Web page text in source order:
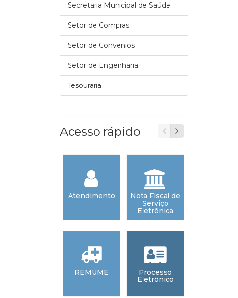
Secretaria Municipal de Saúde
Setor de Compras
Setor de Convênios
Setor de Engenharia
Tesouraria
Acesso rápido
Atendimento
Nota Fiscal de
Serviço
Eletrônica
REMUME
Processo
Eletrônico